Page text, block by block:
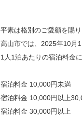
平素は格別のご愛顧を賜
高山市では、2025年10月
1人1泊あたりの宿泊料金
宿泊料金 10,000
宿泊料金 10,000円以上
宿泊料金 30,000